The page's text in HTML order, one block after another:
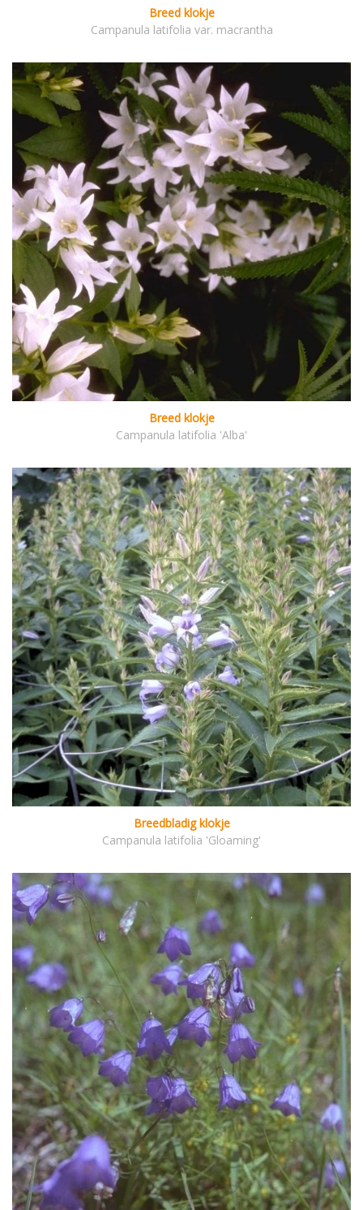
Breed klokje
Campanula latifolia var. macrantha
Breed klokje
Campanula latifolia 'Alba'
Breedbladig klokje
Campanula latifolia 'Gloaming'